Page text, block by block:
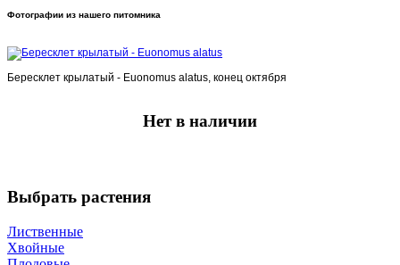
Фотографии из нашего питомника
Бересклет крылатый - Euonomus alatus, конец октября
Нет в наличии
Выбрать растения
Лиственные
Хвойные